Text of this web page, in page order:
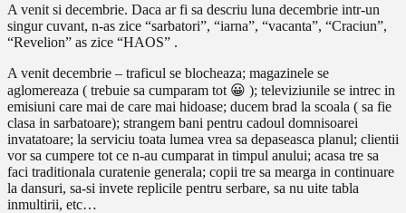
A venit si decembrie. Daca ar fi sa descriu luna decembrie intr-un
singur cuvant, n-as zice “sarbatori”, “iarna”, “vacanta”, “Craciun”,
“Revelion” as zice “HAOS” .
A venit decembrie – traficul se blocheaza; magazinele se
aglomereaza ( trebuie sa cumparam tot 😀 ); televiziunile se intrec in
emisiuni care mai de care mai hidoase; ducem brad la scoala ( sa fie
clasa in sarbatoare); strangem bani pentru cadoul domnisoarei
invatatoare; la serviciu toata lumea vrea sa depaseasca planul; clientii
vor sa cumpere tot ce n-au cumparat in timpul anului; acasa tre sa
faci traditionala curatenie generala; copii tre sa mearga in continuare
la dansuri, sa-si invete replicile pentru serbare, sa nu uite tabla
inmultirii, etc…